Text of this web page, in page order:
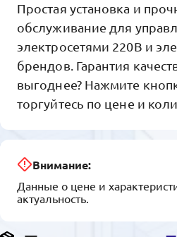
Простая установка и
обслуживание для
электросетями 220В и
брендов. Гарантия
выгоднее? Нажмите
торгуйтесь по цене и
Внимание:
Данные о цене и
актуальность.